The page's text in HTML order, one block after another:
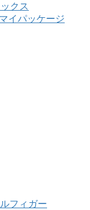
クス
イパッケージ
フィガー